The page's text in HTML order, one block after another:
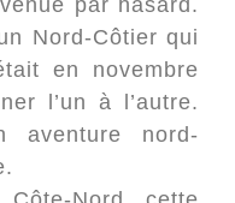
par hasard.
Nord-Côtier qui
en novembre
l’un à l’autre.
aventure nord-